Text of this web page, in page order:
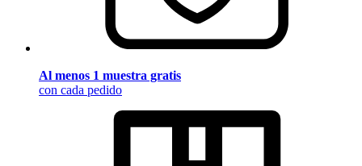
Al menos 1 muestra gratis
con cada pedido